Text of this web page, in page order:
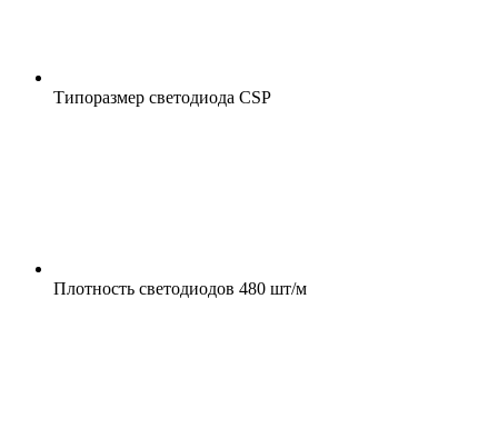
Типоразмер светодиода CSP
Плотность светодиодов 480 шт/м